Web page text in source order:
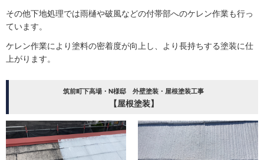
その他下地処理では雨樋や破風などの付帯部へのケレン作業も行っ
ています。
ケレン作業により塗料の密着度が向上し、より長持ちする塗装に仕
上がります。
筑前町下高場・N様邸 外壁塗装・屋根塗装工事
【屋根塗装】